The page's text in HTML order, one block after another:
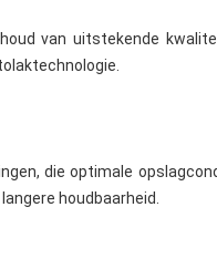
van uitstekende
die optimale
houdbaarheid.